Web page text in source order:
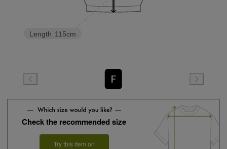
Length 115cm
F
Check the recommended size
Try this item on